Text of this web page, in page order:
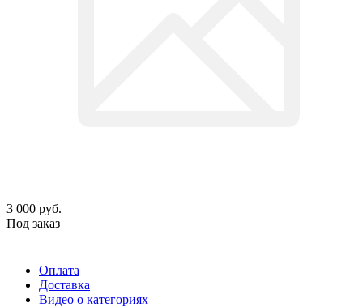
3 000 руб.
Под заказ
Оплата
Доставка
Видео о категориях